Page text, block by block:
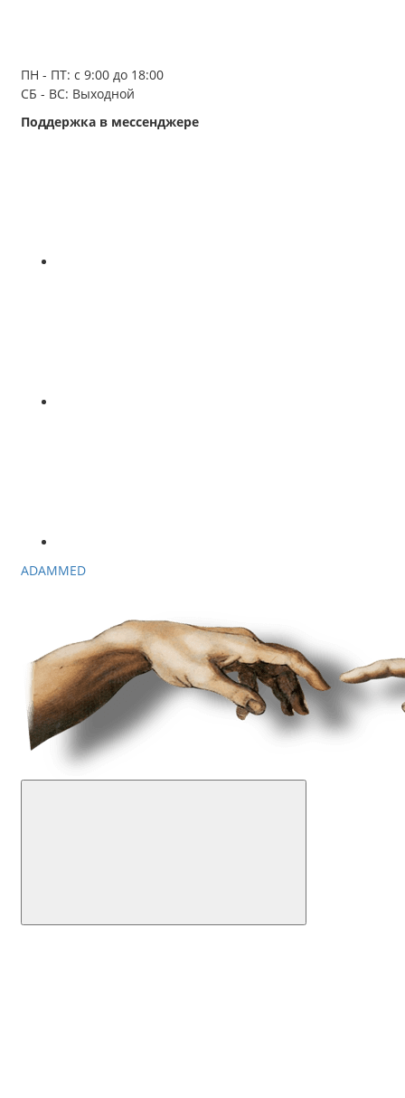
ПН - ПТ: с 9:00 до 18:00
СБ - ВС: Выходной
Поддержка в мессенджере
ADAMMED